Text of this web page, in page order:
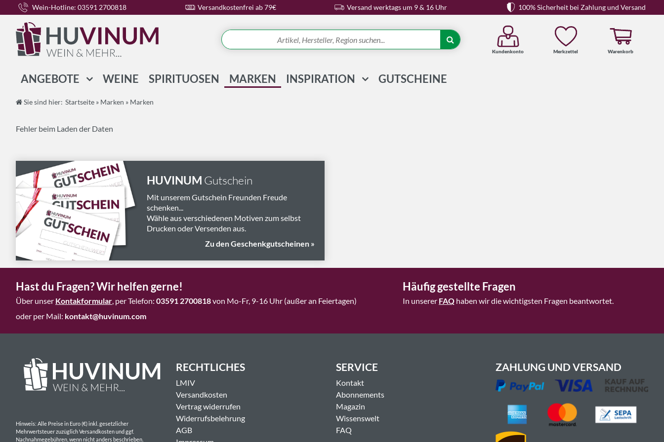
Wein-Hotline: 03591 2700818 Versandkostenfrei ab 79€ Versand werktags um 9 & 16 Uhr 100% Sicherheit bei Zahlung und Versand
Kundenkonto Merkzettel Warenkorb
ANGEBOTE
WEIN-PAKETE
WEINE SPIRITUOSEN MARKEN INSPIRATION GUTSCHEINE
Sie sind hier: Startseite » Marken » Marken
Fehler beim Laden der Daten
HUVINUM Gutschein
Mit unserem Gutschein Freunden Freude
schenken...
Wähle aus verschiedenen Motiven zum selbst
Drucken oder Versenden aus.
Zu den Geschenkgutscheinen »
Hast du Fragen? Wir helfen gerne!
Über unser Kontakformular, per Telefon: 03591 2700818von Mo-Fr, 9-16 Uhr (außer an Feiertagen)
oder per Mail: kontakt@huvinum.com
Häufig gestellte Fragen
In unserer FAQ haben wir die wichtigsten Fragen beantwortet.
RECHTLICHES
LMIV
Versandkosten
Vertrag widerrufen
Widerrufsbelehrung
AGB
SERVICE
Kontakt
Abonnements
Magazin
Wissenswelt
FAQ
ZAHLUNG UND VERSAND
Hinweis: Alle Preise in Euro (€) inkl. gesetzlicher
Mehrwertsteuer zuzüglich Versandkosten und ggf.
Nachnahmegebühren, wenn nicht anders beschrieben.